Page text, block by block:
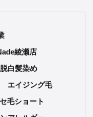
綾瀬店
脱白髪染め
エイジング毛
毛ショート